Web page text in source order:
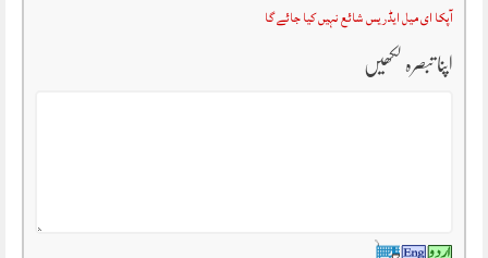
آپکا ای میل ایڈریس شائع نہیں کیا جائے گا
اپنا تبصرہ لکھیں